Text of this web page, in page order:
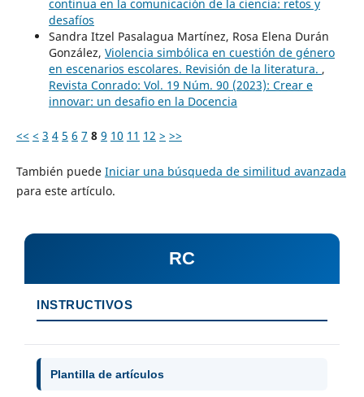
continua en la comunicación de la ciencia: retos y
desafíos
Sandra Itzel Pasalagua Martínez, Rosa Elena Durán
González, Violencia simbólica en cuestión de género
en escenarios escolares. Revisión de la literatura. ,
Revista Conrado: Vol. 19 Núm. 90 (2023): Crear e
innovar: un desafio en la Docencia
<< < 3 4 5 6 7 8 9 10 11 12 > >>
También puede Iniciar una búsqueda de similitud avanzada
para este artículo.
RC
INSTRUCTIVOS
Plantilla de artículos